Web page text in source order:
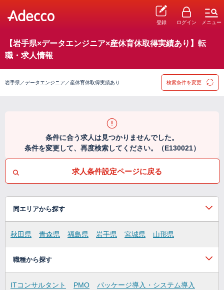
登録 ログイン メニュー
【岩手県×データエンジニア×産休育休取得実績あり】転
職・求人情報
岩手県／データエンジニア／産休育休取得実績あり 検索条件を変更
条件に合う求人は見つかりませんでした。
条件を変更して、再度検索してください。（E130021）
求人条件設定ページに戻る
同エリアから探す
秋田県 青森県 福島県 岩手県 宮城県 山形県
職種から探す
ITコンサルタント PMO
パッケージ導入・システム導入